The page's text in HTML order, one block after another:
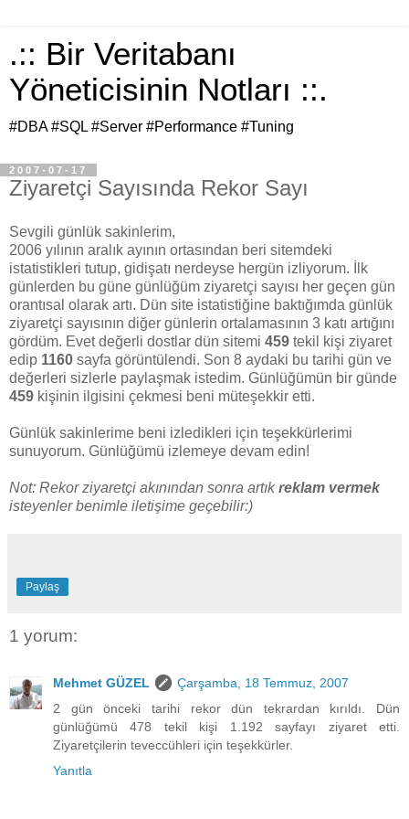
.:: Bir Veritabanı
Yöneticisinin Notları ::.
#DBA #SQL #Server #Performance #Tuning
2007-07-17
Ziyaretçi Sayısında Rekor Sayı
Sevgili günlük sakinlerim,
2006 yılının aralık ayının ortasından beri sitemdeki
istatistikleri tutup, gidişatı nerdeyse hergün izliyorum. İlk
günlerden bu güne günlüğüm ziyaretçi sayısı her geçen gün
orantısal olarak artı. Dün site istatistiğine baktığımda günlük
ziyaretçi sayısının diğer günlerin ortalamasının 3 katı artığını
gördüm. Evet değerli dostlar dün sitemi 459 tekil kişi ziyaret
edip 1160 sayfa görüntülendi. Son 8 aydaki bu tarihi gün ve
değerleri sizlerle paylaşmak istedim. Günlüğümün bir günde
459 kişinin ilgisini çekmesi beni müteşekkir etti.
Günlük sakinlerime beni izledikleri için teşekkürlerimi
sunuyorum. Günlüğümü izlemeye devam edin!
Not: Rekor ziyaretçi akınından sonra artıkreklam vermek
isteyenler benimle iletişime geçebilir:)
Paylaş
1 yorum:
Mehmet GÜZEL
Çarşamba, 18 Temmuz, 2007
2 gün önceki tarihi rekor dün tekrardan kırıldı. Dün
günlüğümü 478 tekil kişi 1.192 sayfayı ziyaret etti.
Ziyaretçilerin teveccühleri için teşekkürler.
Yanıtla